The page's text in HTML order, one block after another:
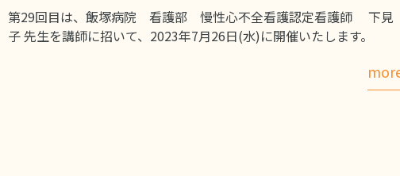
第29回目は、飯塚病院 看護部 慢性心不全看護認定看護師 下
子 先生を講師に招いて、2023年7月26日(水)に開催いたします。